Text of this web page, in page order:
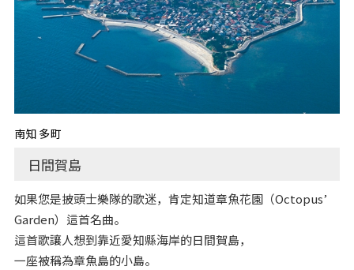
南知多町
日間賀島
如果您是披頭士樂隊的歌迷，肯定知道章魚花園（Octopus’
Garden）這首名曲。
這首歌讓人想到靠近愛知縣海岸的日間賀島，
一座被稱為章魚島的小島。